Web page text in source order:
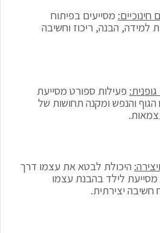
מסייעים בפיתוח
למידה, הבנה, ריכוז וחשיבה
פעילות ספורט מסייעת
הגוף והנפש ומקנה תחושות של
היכולת לבטא את עצמו דרך
לילד בהבנת עצמו
חשיבה יצירתית.